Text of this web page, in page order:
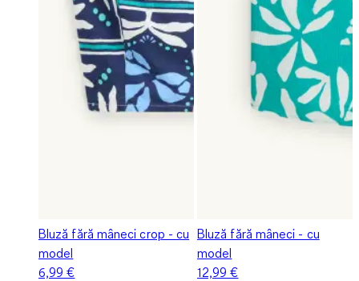
Bluză fără mâneci crop - cu
model
6,99 €
Bluză fără mâneci - cu
model
12,99 €